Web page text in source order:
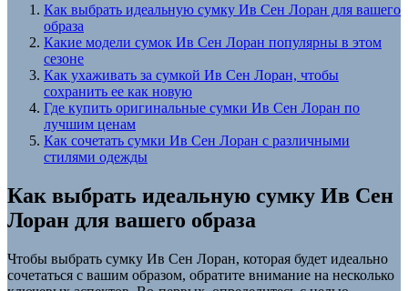
Как выбрать идеальную сумку Ив Сен Лоран для вашего
образа
Какие модели сумок Ив Сен Лоран популярны в этом
сезоне
Как ухаживать за сумкой Ив Сен Лоран, чтобы
сохранить ее как новую
Где купить оригинальные сумки Ив Сен Лоран по
лучшим ценам
Как сочетать сумки Ив Сен Лоран с различными
стилями одежды
Как выбрать идеальную сумку Ив Сен
Лоран для вашего образа
Чтобы выбрать сумку Ив Сен Лоран, которая будет идеально
сочетаться с вашим образом, обратите внимание на несколько